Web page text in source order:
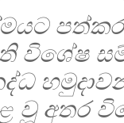
විශේෂ
වූ අතර